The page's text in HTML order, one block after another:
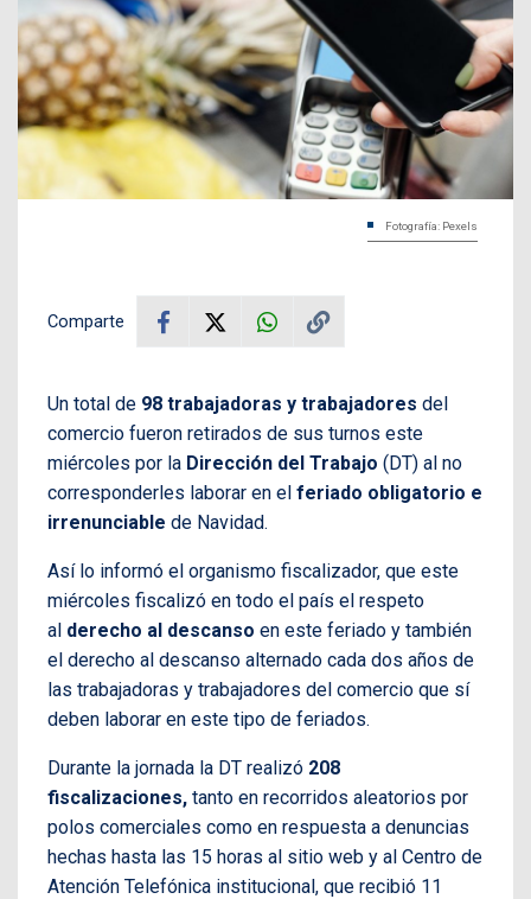
Fotografía: Pexels
Comparte
Un total de 98 trabajadoras y trabajadores del
comercio fueron retirados de sus turnos este
miércoles por la Dirección del Trabajo (DT) al no
corresponderles laborar en el feriado obligatorio e
irrenunciable de Navidad.
Así lo informó el organismo fiscalizador, que este
miércoles fiscalizó en todo el país el respeto
al derecho al descanso en este feriado y también
el derecho al descanso alternado cada dos años de
las trabajadoras y trabajadores del comercio que sí
deben laborar en este tipo de feriados.
Durante la jornada la DT realizó 208
fiscalizaciones, tanto en recorridos aleatorios por
polos comerciales como en respuesta a denuncias
hechas hasta las 15 horas al sitio web y al Centro de
Atención Telefónica institucional, que recibió 11